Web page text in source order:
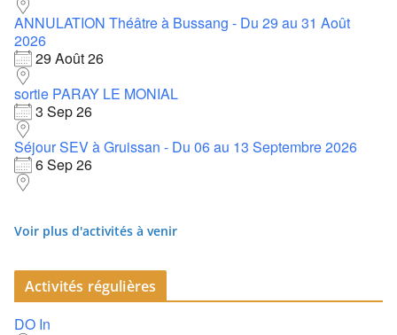
ANNULATION Théâtre à Bussang - Du 29 au 31 Août
2026
29 Août 26
sortie PARAY LE MONIAL
3 Sep 26
Séjour SEV à Gruissan - Du 06 au 13 Septembre 2026
6 Sep 26
Voir plus d'activités à venir
Activités régulières
DO In